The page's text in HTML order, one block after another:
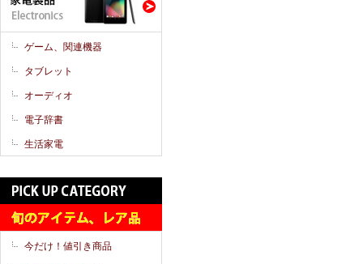
ゲーム、関連機器
タブレット
オーディオ
電子辞書
生活家電
今だけ！値引き商品